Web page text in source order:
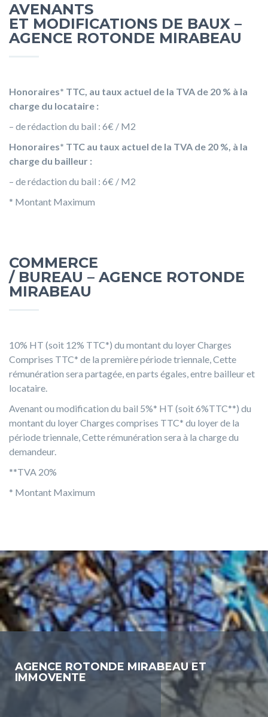
AVENANTS
ET MODIFICATIONS DE BAUX –
AGENCE ROTONDE MIRABEAU
Honoraires* TTC, au taux actuel de la TVA de 20 % à la
charge du locataire :
– de rédaction du bail : 6€ / M2
Honoraires* TTC au taux actuel de la TVA de 20 %, à la
charge du bailleur :
– de rédaction du bail : 6€ / M2
* Montant Maximum
COMMERCE
/ BUREAU – AGENCE ROTONDE
MIRABEAU
10% HT (soit 12% TTC*) du montant du loyer Charges
Comprises TTC* de la première période triennale, Cette
rémunération sera partagée, en parts égales, entre bailleur et
locataire.
Avenant ou modification du bail 5%* HT (soit 6%TTC**) du
montant du loyer Charges comprises TTC* du loyer de la
période triennale, Cette rémunération sera à la charge du
demandeur.
**TVA 20%
* Montant Maximum
AGENCE ROTONDE MIRABEAU ET
IMMOVENTE